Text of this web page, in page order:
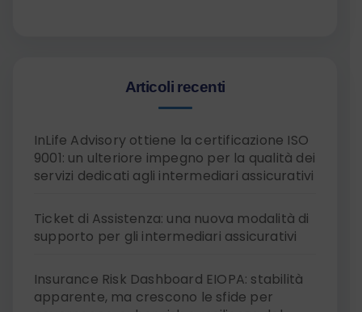
Articoli recenti
InLife Advisory ottiene la certificazione ISO
9001: un ulteriore impegno per la qualità dei
servizi dedicati agli intermediari assicurativi
Ticket di Assistenza: una nuova modalità di
supporto per gli intermediari assicurativi
Insurance Risk Dashboard EIOPA: stabilità
apparente, ma crescono le sfide per